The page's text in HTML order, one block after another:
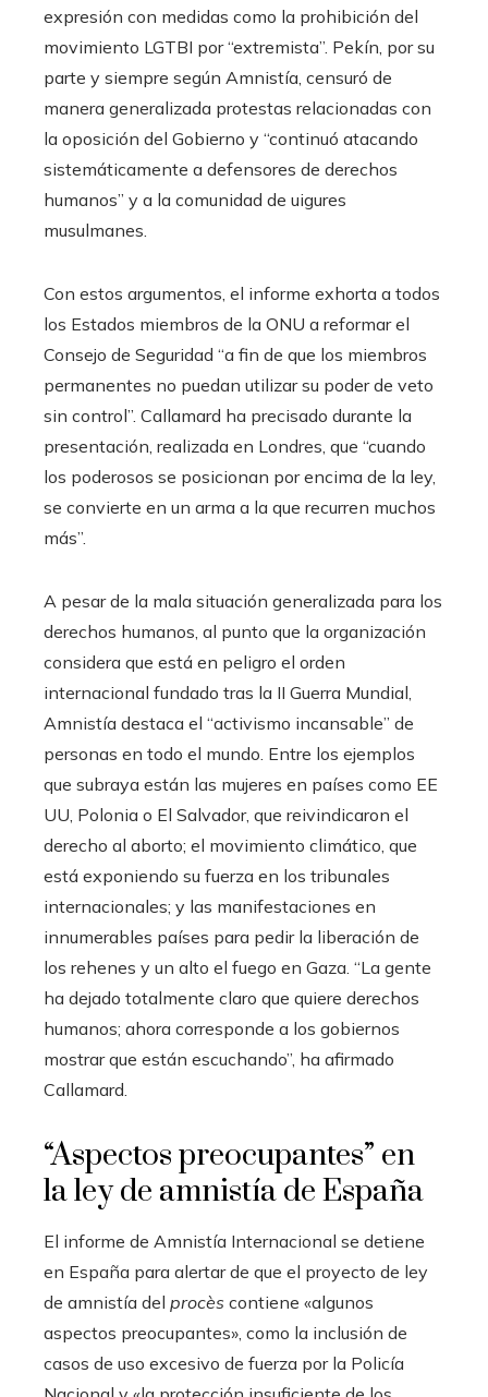
expresión con medidas como la prohibición del
movimiento LGTBI por “extremista”. Pekín, por su
parte y siempre según Amnistía, censuró de
manera generalizada protestas relacionadas con
la oposición del Gobierno y “continuó atacando
sistemáticamente a defensores de derechos
humanos” y a la comunidad de uigures
musulmanes.
Con estos argumentos, el informe exhorta a todos
los Estados miembros de la ONU a reformar el
Consejo de Seguridad “a fin de que los miembros
permanentes no puedan utilizar su poder de veto
sin control”. Callamard ha precisado durante la
presentación, realizada en Londres, que “cuando
los poderosos se posicionan por encima de la ley,
se convierte en un arma a la que recurren muchos
más”.
A pesar de la mala situación generalizada para los
derechos humanos, al punto que la organización
considera que está en peligro el orden
internacional fundado tras la II Guerra Mundial,
Amnistía destaca el “activismo incansable” de
personas en todo el mundo. Entre los ejemplos
que subraya están las mujeres en países como EE
UU, Polonia o El Salvador, que reivindicaron el
derecho al aborto; el movimiento climático, que
está exponiendo su fuerza en los tribunales
internacionales; y las manifestaciones en
innumerables países para pedir la liberación de
los rehenes y un alto el fuego en Gaza. “La gente
ha dejado totalmente claro que quiere derechos
humanos; ahora corresponde a los gobiernos
mostrar que están escuchando”, ha afirmado
Callamard.
“Aspectos preocupantes” en
la ley de amnistía de España
El informe de Amnistía Internacional se detiene
en España para alertar de que el proyecto de ley
de amnistía del procès contiene «algunos
aspectos preocupantes», como la inclusión de
casos de uso excesivo de fuerza por la Policía